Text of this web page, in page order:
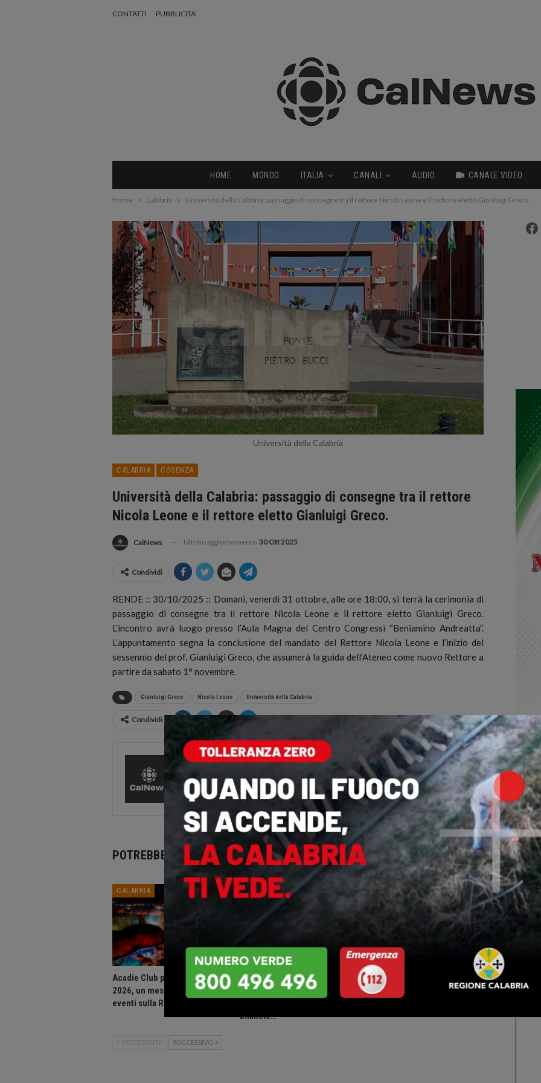
CONTATTI PUBBLICITA’
HOME MONDO ITALIA CANALI AUDIO CANALE VIDEO
Home Calabria Università della Calabria: passaggio di consegne tra il rettore Nicola Leone e il rettore eletto Gianluigi Greco.
Università della Calabria
CALABRIA COSENZA
Università della Calabria: passaggio di consegne tra il rettore
Nicola Leone e il rettore eletto Gianluigi Greco.
CalNews Ultimo aggiornamento 30 Ott 2025
Condividi
RENDE :: 30/10/2025 :: Domani, venerdì 31 ottobre, alle ore 18:00, si terrà la cerimonia di
passaggio di consegne tra il rettore Nicola Leone e il rettore eletto Gianluigi Greco.
L’incontro avrà luogo presso l’Aula Magna del Centro Congressi “Beniamino Andreatta”.
L’appuntamento segna la conclusione del mandato del Rettore Nicola Leone e l’inizio del
sessennio del prof. Gianluigi Greco, che assumerà la guida dell’Ateneo come nuovo Rettore a
partire da sabato 1° novembre.
Gianluigi Greco Nicola Leone Università della Calabria
Condividi
CalNews 27584 Posts 0
Comments
POTREBBE PIACERTI ANCHE Altri Di Autore
CALABRIA
Acadie Club presenta: Agosto
2026, un mese di grandi
eventi sulla Riviera dei Cedri.
CALABRIA
Consiglio regionale della
Calabria approva
bilancio…
CALABRIA
Praia a Mare: ordinanza anti-
movida, vietate le uscite
PRECEDENTE SUCCESSIVO